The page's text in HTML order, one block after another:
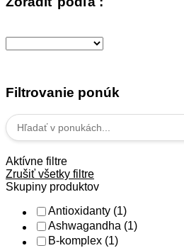
Filtrovanie ponúk
Aktívne filtre
Zrušiť všetky filtre
Skupiny produktov
Antioxidanty (1)
Ashwagandha (1)
B-komplex (1)